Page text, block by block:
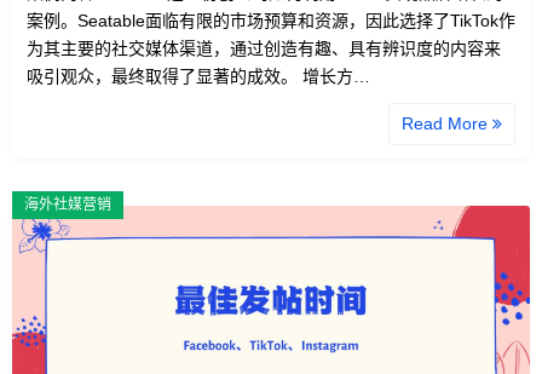
案例。Seatable面临有限的市场预算和资源，因此选择了TikTok作
为其主要的社交媒体渠道，通过创造有趣、具有辨识度的内容来
吸引观众，最终取得了显著的成效。 增长方…
Read More
海外社媒营销